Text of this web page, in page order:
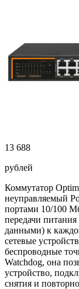
13 688
рублей
Коммутатор
неуправляемый
портами 10/100
передачи
данными) к
сетевые
беспроводные
Watchdog, она
устройство,
снятия и